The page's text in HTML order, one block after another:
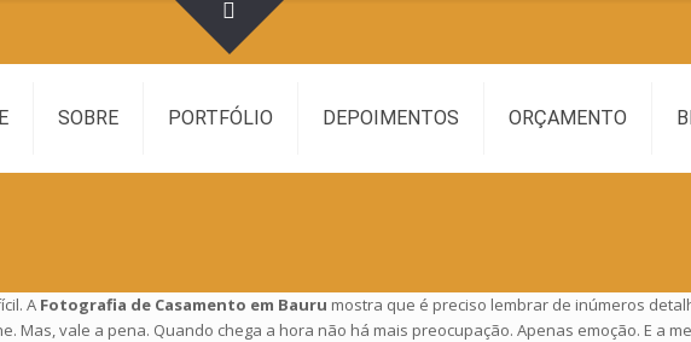
SOBRE PORTFÓLIO DEPOIMENTOS ORÇAMENTO
A Fotografia de Casamento em Bauru mostra que é preciso lembrar de inúmeros
Mas, vale a pena. Quando chega a hora não há mais preocupação. Apenas emoção. E a